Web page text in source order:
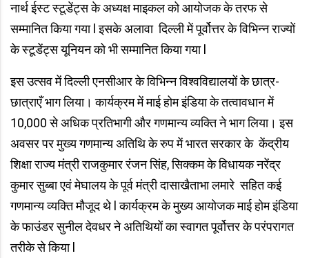
नार्थ ईस्ट स्टूडेंट्स के अध्यक्ष माइकल को आयोजक के तरफ से
सम्मानित किया गया l इसके अलावा दिल्ली में पूर्वोत्तर के विभिन्न राज्यों
के स्टूडेंट्स यूनियन को भी सम्मानित किया गया l
इस उत्सव में दिल्ली एनसीआर के विभिन्न विश्वविद्यालयों के छात्र-
छात्राएँ भाग लिया। कार्यक्रम में माई होम इंडिया के तत्वावधान में
10,000 से अधिक प्रतिभागी और गणमान्य व्यक्ति ने भाग लिया। इस
अवसर पर मुख्य गणमान्य अतिथि के रुप में भारत सरकार के केंद्रीय
शिक्षा राज्य मंत्री राजकुमार रंजन सिंह, सिक्कम के विधायक नरेंद्र
कुमार सुब्बा एवं मेघालय के पूर्व मंत्री दासाखैताभा लमारे सहित कई
गणमान्य व्यक्ति मौजूद थे l कार्यक्रम के मुख्य आयोजक माई होम इंडिया
के फाउंडर सुनील देवधर ने अतिथियों का स्वागत पूर्वोत्तर के परंपरागत
तरीके से किया l